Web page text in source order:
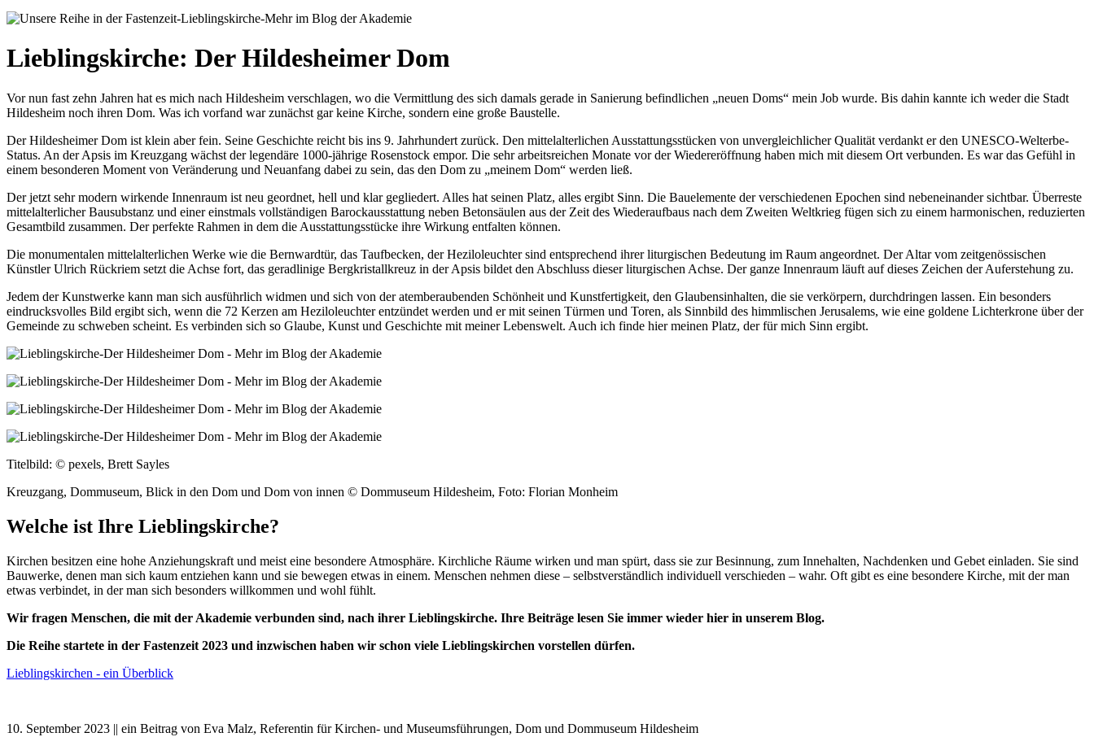
Lieblingskirche: Der Hildesheimer Dom
Vor nun fast zehn Jahren hat es mich nach Hildesheim verschlagen, wo die Vermittlung des sich damals gerade in Sanierung befindlichen „neuen Doms“ mein Job wurde. Bis dahin kannte ich weder die Stadt
Hildesheim noch ihren Dom. Was ich vorfand war zunächst gar keine Kirche, sondern eine große Baustelle.
Der Hildesheimer Dom ist klein aber fein. Seine Geschichte reicht bis ins 9. Jahrhundert zurück. Den mittelalterlichen Ausstattungsstücken von unvergleichlicher Qualität verdankt er den UNESCO-Welterbe-
Status. An der Apsis im Kreuzgang wächst der legendäre 1000-jährige Rosenstock empor. Die sehr arbeitsreichen Monate vor der Wiedereröffnung haben mich mit diesem Ort verbunden. Es war das Gefühl in
einem besonderen Moment von Veränderung und Neuanfang dabei zu sein, das den Dom zu „meinem Dom“ werden ließ.
Der jetzt sehr modern wirkende Innenraum ist neu geordnet, hell und klar gegliedert. Alles hat seinen Platz, alles ergibt Sinn. Die Bauelemente der verschiedenen Epochen sind nebeneinander sichtbar. Überreste
mittelalterlicher Bausubstanz und einer einstmals vollständigen Barockausstattung neben Betonsäulen aus der Zeit des Wiederaufbaus nach dem Zweiten Weltkrieg fügen sich zu einem harmonischen, reduzierten
Gesamtbild zusammen. Der perfekte Rahmen in dem die Ausstattungsstücke ihre Wirkung entfalten können.
Die monumentalen mittelalterlichen Werke wie die Bernwardtür, das Taufbecken, der Heziloleuchter sind entsprechend ihrer liturgischen Bedeutung im Raum angeordnet. Der Altar vom zeitgenössischen
Künstler Ulrich Rückriem setzt die Achse fort, das geradlinige Bergkristallkreuz in der Apsis bildet den Abschluss dieser liturgischen Achse. Der ganze Innenraum läuft auf dieses Zeichen der Auferstehung zu.
Jedem der Kunstwerke kann man sich ausführlich widmen und sich von der atemberaubenden Schönheit und Kunstfertigkeit, den Glaubensinhalten, die sie verkörpern, durchdringen lassen. Ein besonders
eindrucksvolles Bild ergibt sich, wenn die 72 Kerzen am Heziloleuchter entzündet werden und er mit seinen Türmen und Toren, als Sinnbild des himmlischen Jerusalems, wie eine goldene Lichterkrone über der
Gemeinde zu schweben scheint. Es verbinden sich so Glaube, Kunst und Geschichte mit meiner Lebenswelt. Auch ich finde hier meinen Platz, der für mich Sinn ergibt.
Titelbild: © pexels, Brett Sayles
Kreuzgang, Dommuseum, Blick in den Dom und Dom von innen © Dommuseum Hildesheim, Foto: Florian Monheim
Welche ist Ihre Lieblingskirche?
Kirchen besitzen eine hohe Anziehungskraft und meist eine besondere Atmosphäre. Kirchliche Räume wirken und man spürt, dass sie zur Besinnung, zum Innehalten, Nachdenken und Gebet einladen. Sie sind
Bauwerke, denen man sich kaum entziehen kann und sie bewegen etwas in einem. Menschen nehmen diese – selbstverständlich individuell verschieden – wahr. Oft gibt es eine besondere Kirche, mit der man
etwas verbindet, in der man sich besonders willkommen und wohl fühlt.
Wir fragen Menschen, die mit der Akademie verbunden sind, nach ihrer Lieblingskirche. Ihre Beiträge lesen Sie immer wieder hier in unserem Blog.
Die Reihe startete in der Fastenzeit 2023 und inzwischen haben wir schon viele Lieblingskirchen vorstellen dürfen.
Lieblingskirchen - ein Überblick
10. September 2023 || ein Beitrag von Eva Malz, Referentin für Kirchen- und Museumsführungen, Dom und Dommuseum Hildesheim